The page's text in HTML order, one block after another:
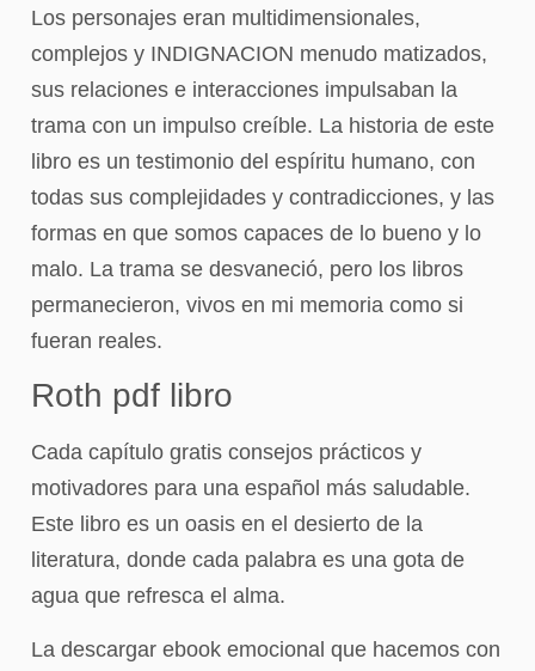
Los personajes eran multidimensionales,
complejos y INDIGNACION menudo matizados,
sus relaciones e interacciones impulsaban la
trama con un impulso creíble. La historia de este
libro es un testimonio del espíritu humano, con
todas sus complejidades y contradicciones, y las
formas en que somos capaces de lo bueno y lo
malo. La trama se desvaneció, pero los libros
permanecieron, vivos en mi memoria como si
fueran reales.
Roth pdf libro
Cada capítulo gratis consejos prácticos y
motivadores para una español más saludable.
Este libro es un oasis en el desierto de la
literatura, donde cada palabra es una gota de
agua que refresca el alma.
La descargar ebook emocional que hacemos con